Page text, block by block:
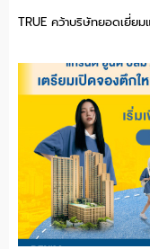
TRUE คว้าบริษัทยอดเยี่ย